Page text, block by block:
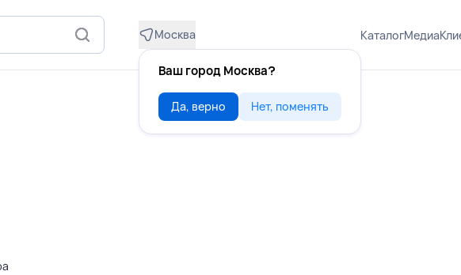
Москва
Ваш город Москва?
Да, верно Нет, поменять
КаталогМедиа